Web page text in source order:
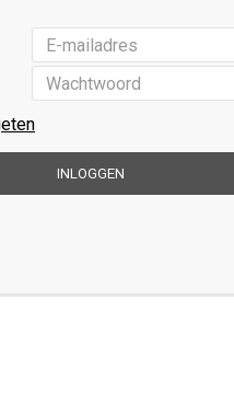
INLOGGEN